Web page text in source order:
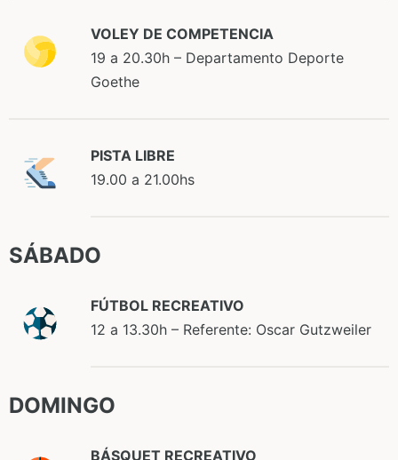
VOLEY DE COMPETENCIA
19 a 20.30h – Departamento Deporte
Goethe
PISTA LIBRE
19.00 a 21.00hs
SÁBADO
FÚTBOL RECREATIVO
12 a 13.30h – Referente: Oscar Gutzweiler
DOMINGO
BÁSQUET RECREATIVO